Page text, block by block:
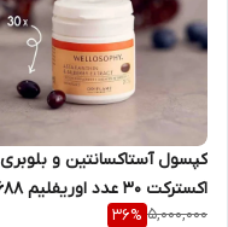
کپسول آستاکسانتین و بلوبری
اکسترکت 30 عدد اوریفلیم 29688
5,000,000
36%